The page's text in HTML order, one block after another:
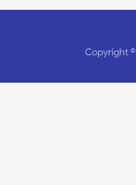
Copyright ©